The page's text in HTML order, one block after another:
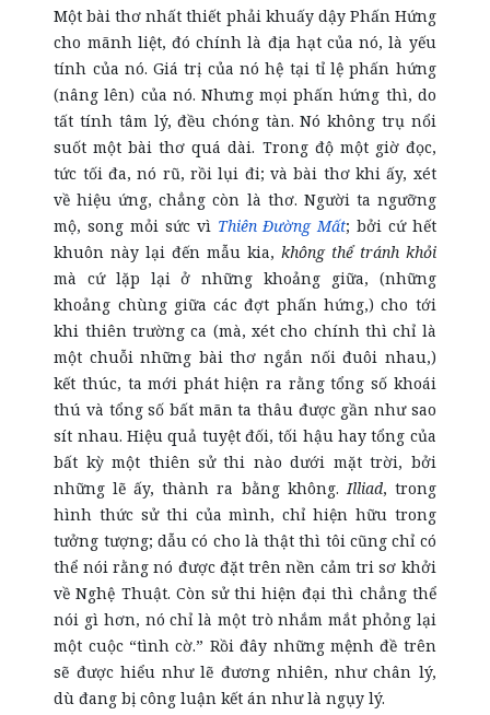
Một bài thơ nhất thiết phải khuấy dậy Phấn Hứng
cho mãnh liệt, đó chính là địa hạt của nó, là yếu
tính của nó. Giá trị của nó hệ tại tỉ lệ phấn hứng
(nâng lên) của nó. Nhưng mọi phấn hứng thì, do
tất tính tâm lý, đều chóng tàn. Nó không trụ nổi
suốt một bài thơ quá dài. Trong độ một giờ đọc,
tức tối đa, nó rũ, rồi lụi đi; và bài thơ khi ấy, xét
về hiệu ứng, chẳng còn là thơ. Người ta ngưỡng
mộ, song mỏi sức vì Thiên Đường Mất; bởi cứ hết
khuôn này lại đến mẫu kia, không thể tránh khỏi
mà cứ lặp lại ở những khoảng giữa, (những
khoảng chùng giữa các đợt phấn hứng,) cho tới
khi thiên trường ca (mà, xét cho chính thì chỉ là
một chuỗi những bài thơ ngắn nối đuôi nhau,)
kết thúc, ta mới phát hiện ra rằng tổng số khoái
thú và tổng số bất mãn ta thâu được gần như sao
sít nhau. Hiệu quả tuyệt đối, tối hậu hay tổng của
bất kỳ một thiên sử thi nào dưới mặt trời, bởi
những lẽ ấy, thành ra bằng không.Illiad, trong
hình thức sử thi của mình, chỉ hiện hữu trong
tưởng tượng; dẫu có cho là thật thì tôi cũng chỉ có
thể nói rằng nó được đặt trên nền cảm tri sơ khởi
về Nghệ Thuật. Còn sử thi hiện đại thì chẳng thể
nói gì hơn, nó chỉ là một trò nhắm mắt phỏng lại
một cuộc “tình cờ.” Rồi đây những mệnh đề trên
sẽ được hiểu như lẽ đương nhiên, như chân lý,
dù đang bị công luận kết án như là ngụy lý.